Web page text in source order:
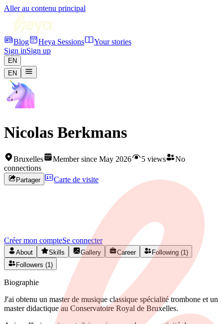
Aller au contenu principal
Blog Heya Sessions
Your stories
Sign inSign up
EN
EN
Nicolas Berkmans
Bruxelles Member since May 2026 5 views
No
connections
Partager Carte de visite
Nicolas
Créez votre profil gratuitement et développez votre réseau artistique
Créer mon compteSe connecter
About Skills Gallery Career
Following (1)
Followers (1)
Biographie
J'ai obtenu un master de musique classique spécialité trombone et un
master didactique au Conservatoire Royal de Bruxelles.